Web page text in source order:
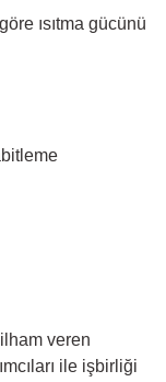
ısıtma gücünü
veren
ile işbirliği